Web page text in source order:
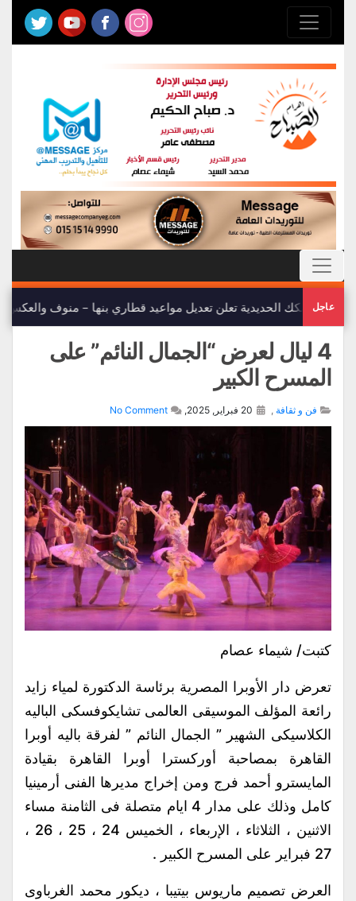
عاجل
هيئة السكك الحديدية تعلن تعديل مواعيد قطاري بنها – منوف والعكس
4 ليال لعرض “الجمال النائم” على
المسرح الكبير
فن و ثقافة ,
No Comment
كتبت/ شيماء عصام
تعرض دار الأوبرا المصرية برئاسة الدكتورة لمياء زايد
رائعة المؤلف الموسيقى العالمى تشايكوفسكى الباليه
الكلاسيكى الشهير ” الجمال النائم ” لفرقة باليه أوبرا
القاهرة بمصاحبة أوركسترا أوبرا القاهرة بقيادة
المايسترو أحمد فرج ومن إخراج مديرها الفنى أرمينيا
كامل وذلك على مدار 4 ايام متصلة فى الثامنة مساء
الاثنين ، الثلاثاء ، الإربعاء ، الخميس 24 ، 25 ، 26 ،
27 فبراير على المسرح الكبير .
العرض تصميم ماريوس بيتيبا ، ديكور محمد الغرباوى